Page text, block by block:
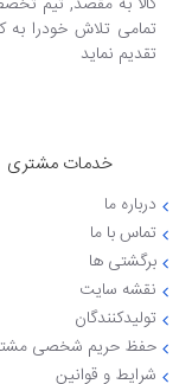
تمامی تلاش خودرا به
تقدیم نماید
خدمات مشتری
درباره ما
تماس با ما
برگشتی ها
نقشه سایت
تولیدکنندگان
حفظ حریم شخصی
شرایط و قوانین